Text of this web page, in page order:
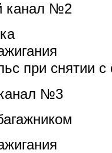
канал №2
при снятии с
№3